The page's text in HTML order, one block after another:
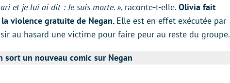
et je lui ai dit : Je suis morte. », raconte-t-elle. Olivia fait
violence gratuite de Negan. Elle est en effet exécutée par
au hasard une victime pour faire peur au reste du groupe.
sort un nouveau comic sur Negan